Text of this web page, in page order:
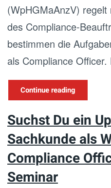
(WpHGMaAnzV)
des Compliance-
bestimmen die
als Compliance Officer.
Continue reading
Suchst Du ein
Sachkunde als
Compliance
Seminar